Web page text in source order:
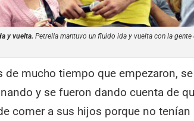
y vuelta. Petrella mantuvo un fluido ida y vuelta con la
de mucho tiempo que empezaron,
y se fueron dando cuenta de
comer a sus hijos porque no